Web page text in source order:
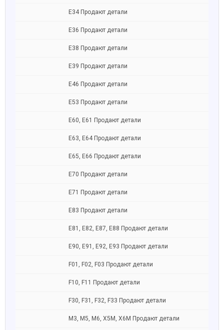
Е34 Продают детали
Е36 Продают детали
Е38 Продают детали
Е39 Продают детали
Е46 Продают детали
Е53 Продают детали
Е60, E61 Продают детали
Е63, E64 Продают детали
Е65, Е66 Продают детали
Е70 Продают детали
Е71 Продают детали
Е83 Продают детали
E81, E82, E87, E88 Продают детали
Е90, E91, E92, E93 Продают детали
F01, F02, F03 Продают детали
F10, F11 Продают детали
F30, F31, F32, F33 Продают детали
M3, M5, M6, X5M, X6M Продают детали